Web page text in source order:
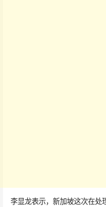
李显龙表示，新加坡这次在处